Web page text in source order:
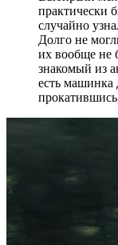
практически
случайно
Долго не
их вообще не
знакомый из
есть машинка